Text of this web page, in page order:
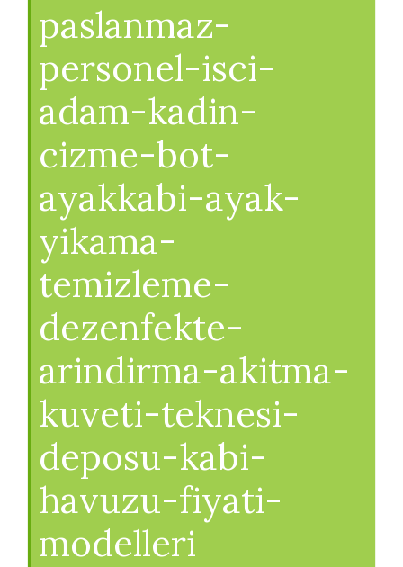
paslanmaz-
personel-isci-
adam-kadin-
cizme-bot-
ayakkabi-ayak-
yikama-
temizleme-
dezenfekte-
arindirma-akitma-
kuveti-teknesi-
deposu-kabi-
havuzu-fiyati-
modelleri